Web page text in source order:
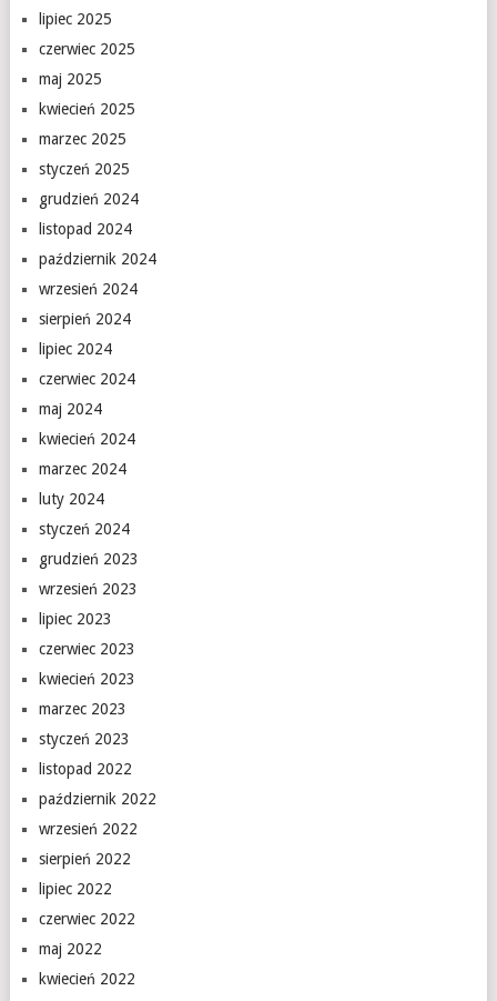
lipiec 2025
czerwiec 2025
maj 2025
kwiecień 2025
marzec 2025
styczeń 2025
grudzień 2024
listopad 2024
październik 2024
wrzesień 2024
sierpień 2024
lipiec 2024
czerwiec 2024
maj 2024
kwiecień 2024
marzec 2024
luty 2024
styczeń 2024
grudzień 2023
wrzesień 2023
lipiec 2023
czerwiec 2023
kwiecień 2023
marzec 2023
styczeń 2023
listopad 2022
październik 2022
wrzesień 2022
sierpień 2022
lipiec 2022
czerwiec 2022
maj 2022
kwiecień 2022